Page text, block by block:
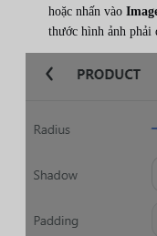
hoặc nhấn vào
thước hình ảnh phải